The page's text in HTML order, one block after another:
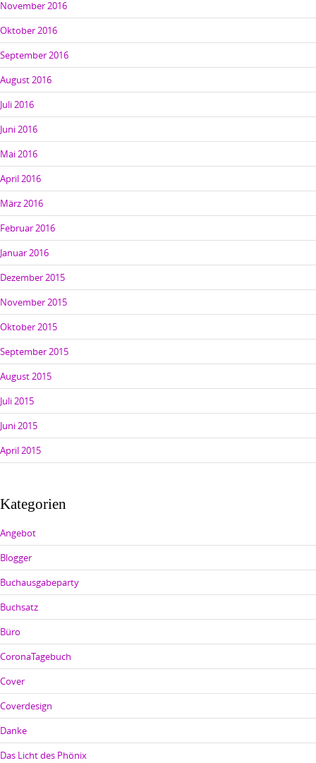
November 2016
Oktober 2016
September 2016
August 2016
Juli 2016
Juni 2016
Mai 2016
April 2016
März 2016
Februar 2016
Januar 2016
Dezember 2015
November 2015
Oktober 2015
September 2015
August 2015
Juli 2015
Juni 2015
April 2015
Kategorien
Angebot
Blogger
Buchausgabeparty
Buchsatz
Büro
CoronaTagebuch
Cover
Coverdesign
Danke
Das Licht des Phönix